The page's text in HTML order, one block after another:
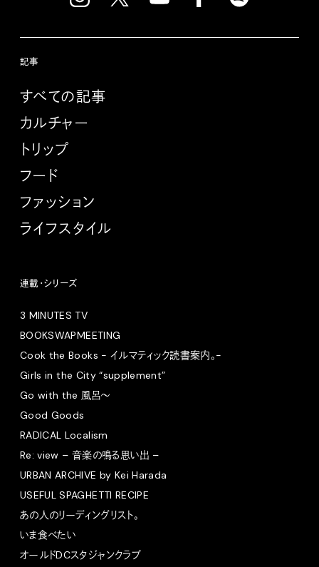
記事
すべての記事
カルチャー
トリップ
フード
ファッション
ライフスタイル
連載・シリーズ
3 MINUTES TV
BOOKSWAPMEETING
Cook the Books - イルマティック読書案内。-
Girls in the City “supplement”
Go with the 風呂〜
Good Goods
RADICAL Localism
Re: view – 音楽の鳴る思い出 –
URBAN ARCHIVE by Kei Harada
USEFUL SPAGHETTI RECIPE
あの人のリーディングリスト。
いま食べたい
オールドDCスタジャンクラブ